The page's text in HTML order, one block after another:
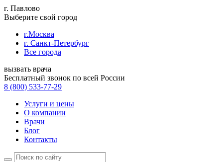
г. Павлово
Выберите свой город
г.Москва
г. Санкт-Петербург
Все города
вызвать врача
Бесплатный звонок по всей России
8 (800) 533-77-29
Услуги и цены
О компании
Врачи
Блог
Контакты